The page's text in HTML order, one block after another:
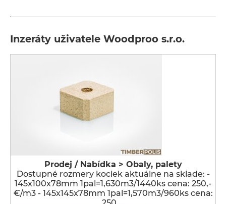
Inzeráty uživatele Woodproo s.r.o.
Prodej / Nabídka > Obaly, palety
Dostupné rozmery kociek aktuálne na sklade: -
145x100x78mm 1pal=1,630m3/1440ks cena: 250,-
€/m3 - 145x145x78mm 1pal=1,570m3/960ks cena: